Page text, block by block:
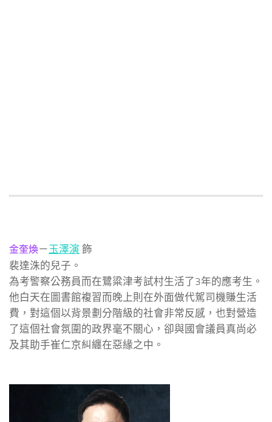
金奎煥－玉澤演 飾
裴達洙的兒子。
為考警察公務員而在鷺粱津考試村生活了3年的應考生。
他白天在圖書館複習而晚上則在外面做代駕司機賺生活
費，對這個以背景劃分階級的社會非常反感，也對營造
了這個社會氛圍的政界毫不關心，卻與國會議員真尚必
及其助手崔仁京糾纏在惡緣之中。